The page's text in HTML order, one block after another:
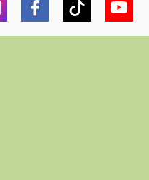
Instagram Facebook Tiktok